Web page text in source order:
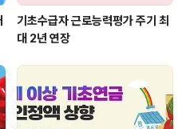
기초수급자 근로능력평가 주기 최
대 2년 연장